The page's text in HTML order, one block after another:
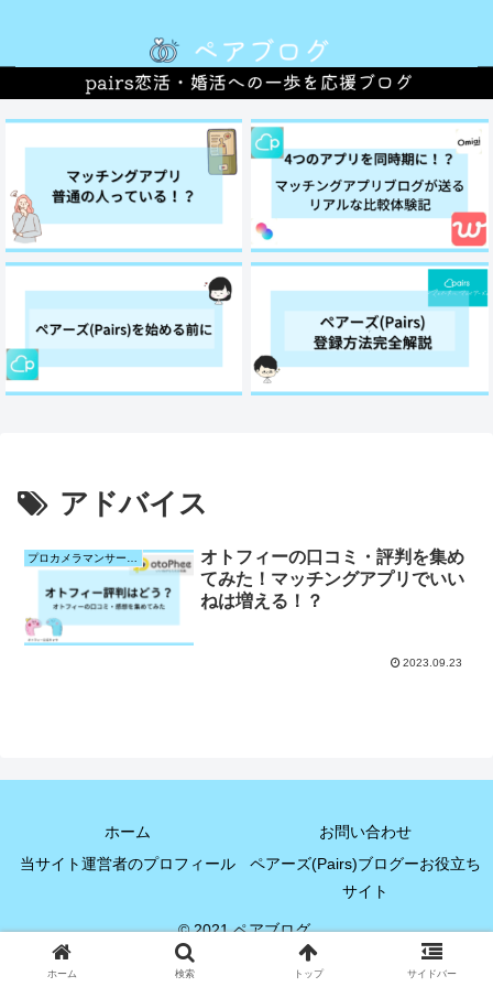
アドバイス
プロカメラマンサービス比較
オトフィーの口コミ・評判を集め
てみた！マッチングアプリでいい
ねは増える！？
2023.09.23
ホーム
お問い合わせ
当サイト運営者のプロフィール
ペアーズ(Pairs)ブログーお役立ち
サイト
© 2021 ペアブログ.
ホーム 検索 トップ サイドバー